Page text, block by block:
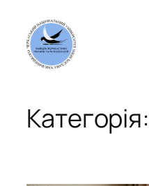
вмісту
Категорія: